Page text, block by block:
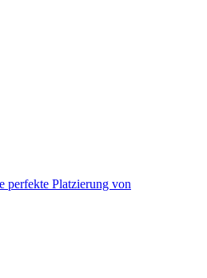
perfekte Platzierung von